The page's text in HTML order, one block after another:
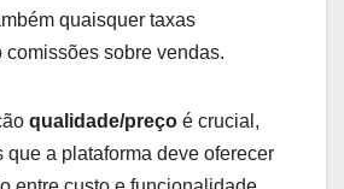
quaisquer taxas
sobre vendas.
qualidade/preço é crucial,
que a plataforma deve oferecer